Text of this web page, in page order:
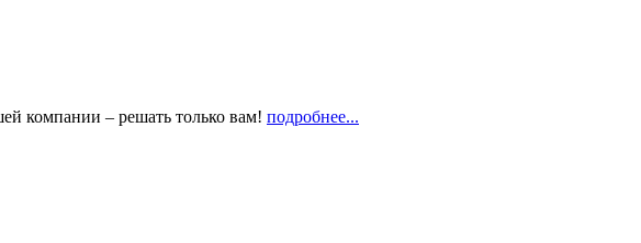
компании – решать только вам! подробнее...